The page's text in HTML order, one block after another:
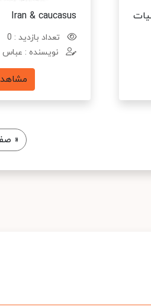
Iran & caucasus
تعداد بازدید : 0
نویسنده :
«